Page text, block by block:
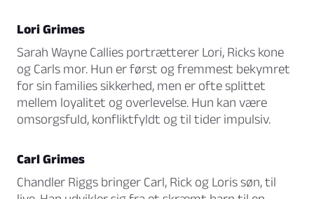
Lori Grimes
Sarah Wayne Callies portrætterer Lori, Ricks kone
og Carls mor. Hun er først og fremmest bekymret
for sin families sikkerhed, men er ofte splittet
mellem loyalitet og overlevelse. Hun kan være
omsorgsfuld, konfliktfyldt og til tider impulsiv.
Carl Grimes
Chandler Riggs bringer Carl, Rick og Loris søn, til